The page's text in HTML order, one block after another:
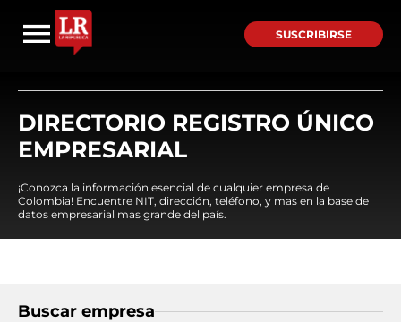
SUSCRIBIRSE
DIRECTORIO REGISTRO ÚNICO
EMPRESARIAL
¡Conozca la información esencial de cualquier empresa de
Colombia! Encuentre NIT, dirección, teléfono, y mas en la base de
datos empresarial mas grande del país.
Buscar empresa